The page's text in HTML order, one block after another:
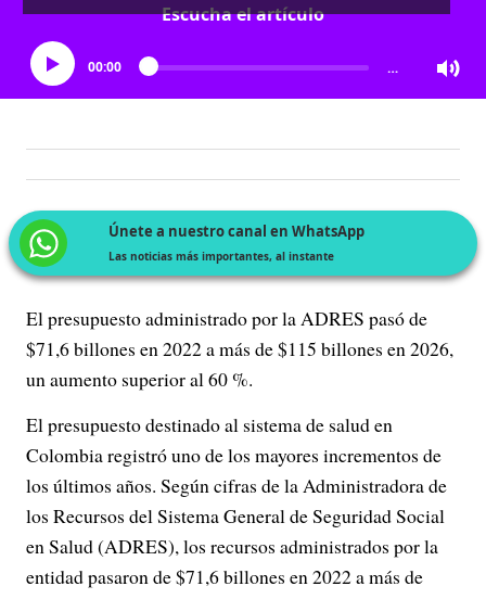
Escucha el artículo
00:00 …
Únete a nuestro canal en WhatsApp
Las noticias más importantes, al instante
El presupuesto administrado por la ADRES pasó de
$71,6 billones en 2022 a más de $115 billones en 2026,
un aumento superior al 60 %.
El presupuesto destinado al sistema de salud en
Colombia registró uno de los mayores incrementos de
los últimos años. Según cifras de la Administradora de
los Recursos del Sistema General de Seguridad Social
en Salud (ADRES), los recursos administrados por la
entidad pasaron de $71,6 billones en 2022 a más de